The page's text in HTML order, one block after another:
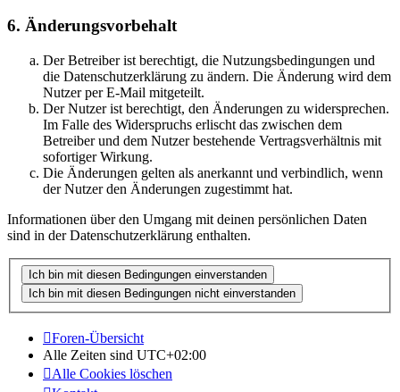
6. Änderungsvorbehalt
Der Betreiber ist berechtigt, die Nutzungsbedingungen und
die Datenschutzerklärung zu ändern. Die Änderung wird dem
Nutzer per E-Mail mitgeteilt.
Der Nutzer ist berechtigt, den Änderungen zu widersprechen.
Im Falle des Widerspruchs erlischt das zwischen dem
Betreiber und dem Nutzer bestehende Vertragsverhältnis mit
sofortiger Wirkung.
Die Änderungen gelten als anerkannt und verbindlich, wenn
der Nutzer den Änderungen zugestimmt hat.
Informationen über den Umgang mit deinen persönlichen Daten
sind in der Datenschutzerklärung enthalten.
Foren-Übersicht
Alle Zeiten sind UTC+02:00
Alle Cookies löschen